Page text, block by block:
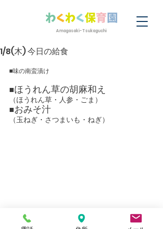
Amagasaki-Tsukaguchi
1/8(木) 今日の給食
■味の南蛮漬け
■ほうれん草の胡麻和え
（ほうれん草・人参・ごま）
■おみそ汁
（玉ねぎ・さつまいも・ねぎ）